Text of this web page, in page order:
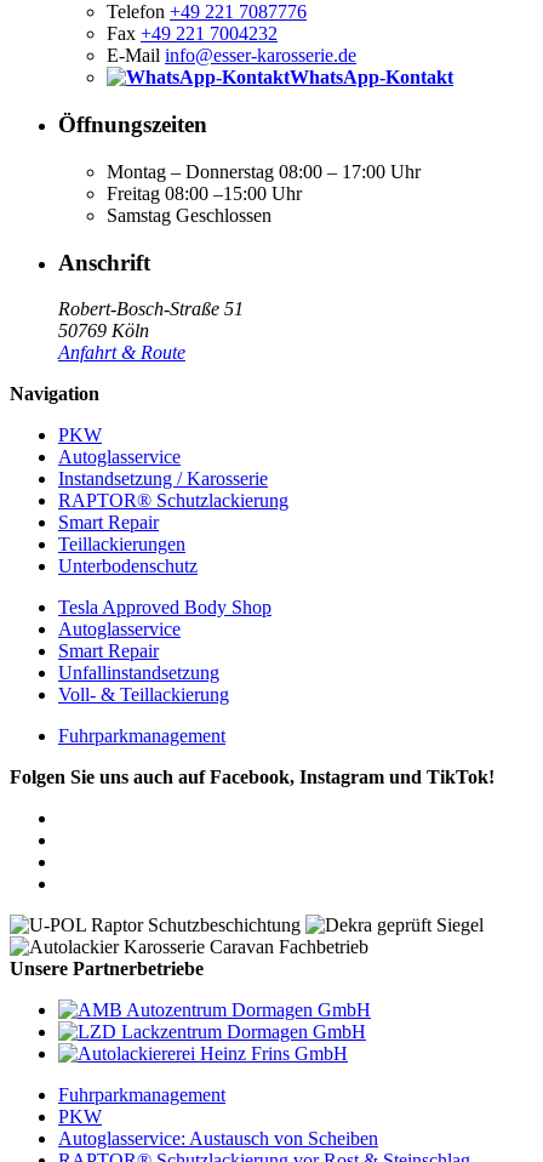
Telefon +49 221 7087776
Fax +49 221 7004232
E-Mail info@esser-karosserie.de
WhatsApp-Kontakt
Öffnungszeiten
Montag – Donnerstag 08:00 – 17:00 Uhr
Freitag 08:00 –15:00 Uhr
Samstag Geschlossen
Anschrift
Robert-Bosch-Straße 51
50769 Köln
Anfahrt & Route
Navigation
PKW
Autoglasservice
Instandsetzung / Karosserie
RAPTOR® Schutzlackierung
Smart Repair
Teillackierungen
Unterbodenschutz
Tesla Approved Body Shop
Autoglasservice
Smart Repair
Unfallinstandsetzung
Voll- & Teillackierung
Fuhrparkmanagement
Folgen Sie uns auch auf Facebook, Instagram und TikTok!
Unsere Partnerbetriebe
Fuhrparkmanagement
PKW
Autoglasservice: Austausch von Scheiben